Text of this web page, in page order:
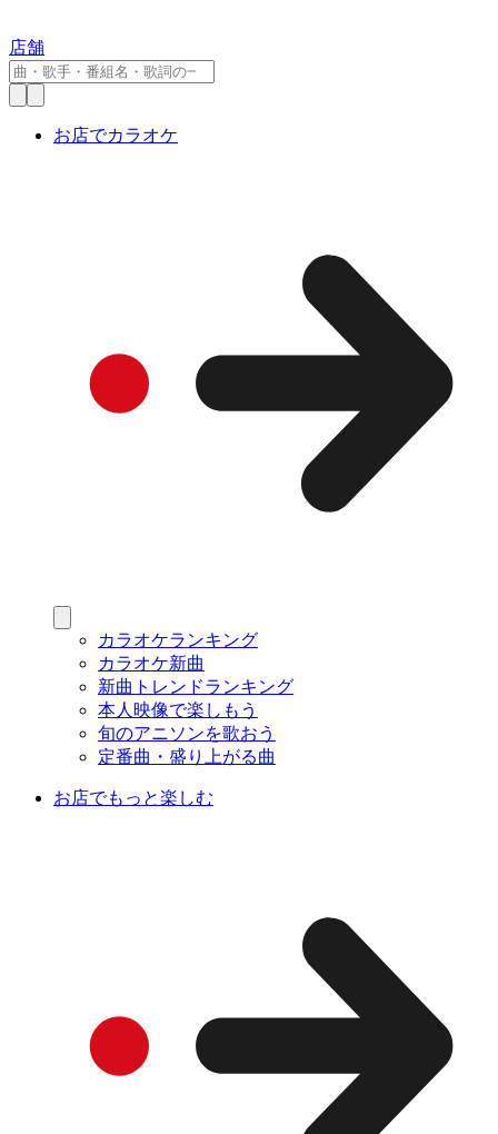
店舗
お店でカラオケ
カラオケランキング
カラオケ新曲
新曲トレンドランキング
本人映像で楽しもう
旬のアニソンを歌おう
定番曲・盛り上がる曲
お店でもっと楽しむ